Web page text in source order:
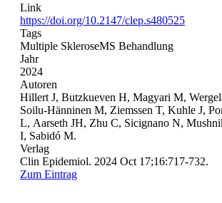
Link
https://doi.org/10.2147/clep.s480525
Tags
Multiple SkleroseMS Behandlung
Jahr
2024
Autoren
Hillert J, Butzkueven H, Magyari M,
Soilu-Hänninen M, Ziemssen T, Kuhle J,
L, Aarseth JH, Zhu C, Sicignano N,
I, Sabidó M.
Verlag
Clin Epidemiol. 2024 Oct 17;16:717-732.
Zum Eintrag